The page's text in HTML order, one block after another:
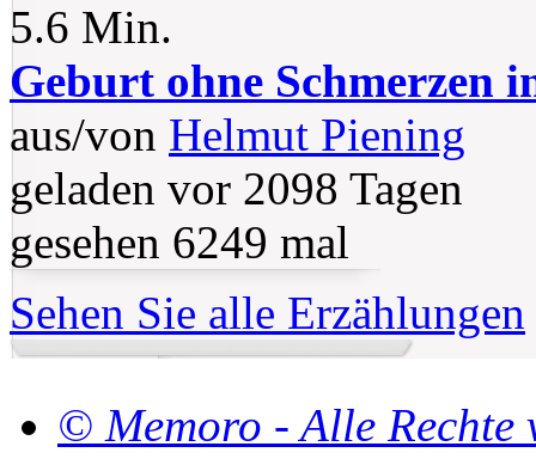
5.6 Min.
Geburt ohne Schmerzen
aus/von Helmut Piening
geladen vor 2098 Tagen
gesehen 6249 mal
Sehen Sie alle Erzählungen
© Memoro - Alle Rechte